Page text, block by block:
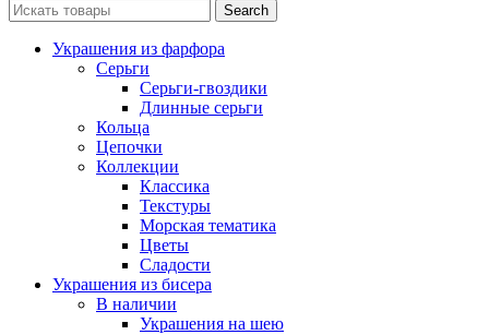
Search
Украшения из фарфора
Серьги
Серьги-гвоздики
Длинные серьги
Кольца
Цепочки
Коллекции
Классика
Текстуры
Морская тематика
Цветы
Сладости
Украшения из бисера
В наличии
Украшения на шею